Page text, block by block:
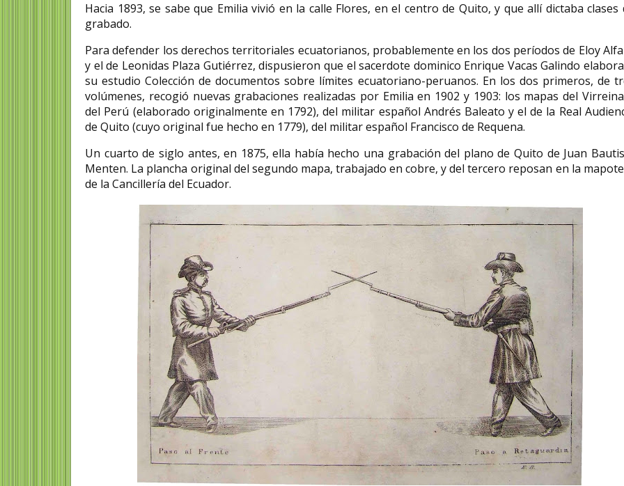
Hacia 1893, se sabe que Emilia vivió en la calle Flores, en el centro de Quito, y que allí dictaba clases
grabado.
Para defender los derechos territoriales ecuatorianos, probablemente en los dos períodos de Eloy
y el de Leonidas Plaza Gutiérrez, dispusieron que el sacerdote dominico Enrique Vacas Galindo
su estudio Colección de documentos sobre límites ecuatoriano-peruanos. En los dos primeros, de
volúmenes, recogió nuevas grabaciones realizadas por Emilia en 1902 y 1903: los mapas del
del Perú (elaborado originalmente en 1792), del militar español Andrés Baleato y el de la Real
de Quito (cuyo original fue hecho en 1779), del militar español Francisco de Requena.
Un cuarto de siglo antes, en 1875, ella había hecho una grabación del plano de Quito de Juan
Menten. La plancha original del segundo mapa, trabajado en cobre, y del tercero reposan en la
de la Cancillería del Ecuador.